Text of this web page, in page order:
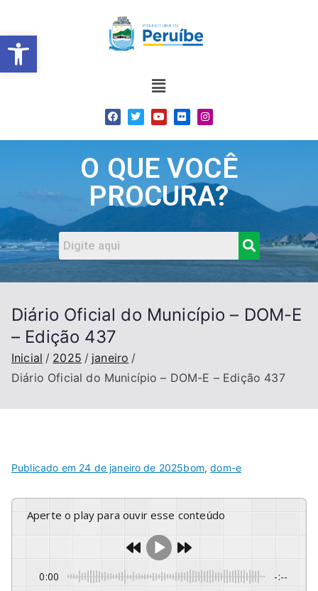
Barra de Ferramentas
O QUE VOCÊ
PROCURA?
Diário Oficial do Município – DOM-E
– Edição 437
Inicial 2025
janeiro
Diário Oficial do Município – DOM-E – Edição 437
Publicado em 24 de janeiro de 2025bom,dom-e
Aperte o play para ouvir esse conteúdo
0:00 -:--